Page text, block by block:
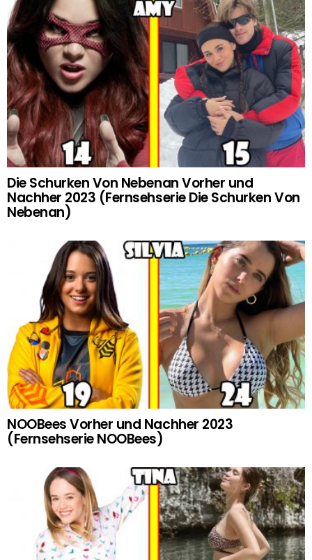
Die Schurken Von Nebenan Vorher und
Nachher 2023 (Fernsehserie Die Schurken Von
Nebenan)
NOOBees Vorher und Nachher 2023
(Fernsehserie NOOBees)